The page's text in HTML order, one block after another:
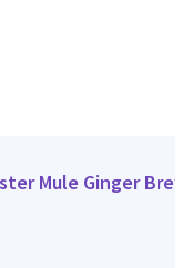
Mule Ginger